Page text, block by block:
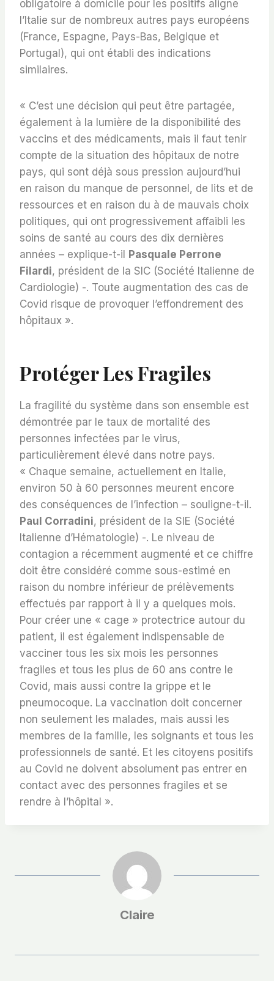
obligatoire à domicile pour les positifs aligne
l’Italie sur de nombreux autres pays européens
(France, Espagne, Pays-Bas, Belgique et
Portugal), qui ont établi des indications
similaires.
« C’est une décision qui peut être partagée,
également à la lumière de la disponibilité des
vaccins et des médicaments, mais il faut tenir
compte de la situation des hôpitaux de notre
pays, qui sont déjà sous pression aujourd’hui
en raison du manque de personnel, de lits et de
ressources et en raison du à de mauvais choix
politiques, qui ont progressivement affaibli les
soins de santé au cours des dix dernières
années – explique-t-il
Pasquale Perrone
Filardi, président de la SIC (Société Italienne de
Cardiologie) -. Toute augmentation des cas de
Covid risque de provoquer l’effondrement des
hôpitaux ».
Protéger Les Fragiles
La fragilité du système dans son ensemble est
démontrée par le taux de mortalité des
personnes infectées par le virus,
particulièrement élevé dans notre pays.
« Chaque semaine, actuellement en Italie,
environ 50 à 60 personnes meurent encore
des conséquences de l’infection – souligne-t-il.
Paul Corradini, président de la SIE (Société
Italienne d’Hématologie) -. Le niveau de
contagion a récemment augmenté et ce chiffre
doit être considéré comme sous-estimé en
raison du nombre inférieur de prélèvements
effectués par rapport à il y a quelques mois.
Pour créer une « cage » protectrice autour du
patient, il est également indispensable de
vacciner tous les six mois les personnes
fragiles et tous les plus de 60 ans contre le
Covid, mais aussi contre la grippe et le
pneumocoque. La vaccination doit concerner
non seulement les malades, mais aussi les
membres de la famille, les soignants et tous les
professionnels de santé. Et les citoyens positifs
au Covid ne doivent absolument pas entrer en
contact avec des personnes fragiles et se
rendre à l’hôpital ».
Claire